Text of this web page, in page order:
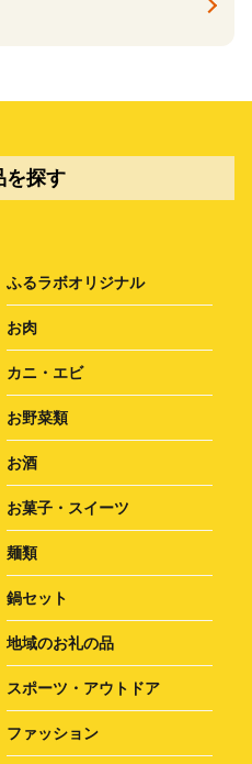
を探す
ふるラボオリジナル
お肉
カニ・エビ
お野菜類
お酒
お菓子・スイーツ
麺類
鍋セット
地域のお礼の品
スポーツ・アウトドア
ファッション